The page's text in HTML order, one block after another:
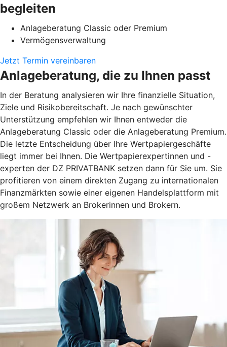
begleiten
Anlageberatung Classic oder Premium
Vermögensverwaltung
Jetzt Termin vereinbaren
Anlageberatung, die zu Ihnen passt
In der Beratung analysieren wir Ihre finanzielle Situation,
Ziele und Risikobereitschaft. Je nach gewünschter
Unterstützung empfehlen wir Ihnen entweder die
Anlageberatung Classic oder die Anlageberatung Premium.
Die letzte Entscheidung über Ihre Wertpapiergeschäfte
liegt immer bei Ihnen. Die Wertpapierexpertinnen und -
experten der DZ PRIVATBANK setzen dann für Sie um. Sie
profitieren von einem direkten Zugang zu internationalen
Finanzmärkten sowie einer eigenen Handelsplattform mit
großem Netzwerk an Brokerinnen und Brokern.